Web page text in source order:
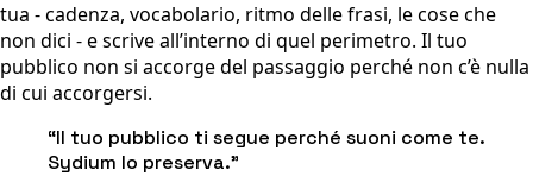
tua - cadenza, vocabolario, ritmo delle frasi, le cose che
non dici - e scrive all’interno di quel perimetro. Il tuo
pubblico non si accorge del passaggio perché non c’è nulla
di cui accorgersi.
“Il tuo pubblico ti segue perché suoni come te.
Sydium lo preserva.”